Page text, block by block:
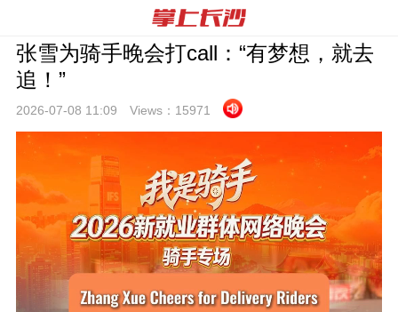
张雪为骑手晚会打call：“有梦想，就去
追！”
2026-07-08 11:09 Views： 15971